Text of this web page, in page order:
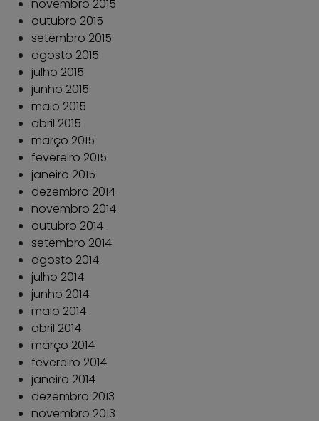
novembro 2015
outubro 2015
setembro 2015
agosto 2015
julho 2015
junho 2015
maio 2015
abril 2015
março 2015
fevereiro 2015
janeiro 2015
dezembro 2014
novembro 2014
outubro 2014
setembro 2014
agosto 2014
julho 2014
junho 2014
maio 2014
abril 2014
março 2014
fevereiro 2014
janeiro 2014
dezembro 2013
novembro 2013